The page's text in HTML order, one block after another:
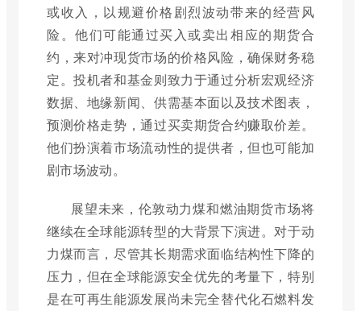
或收入，以规避价格剧烈波动带来的经营风
险。他们可能通过买入或卖出相应的期货合
约，来对冲现货市场的价格风险，确保财务稳
定。投机者和基金则致力于通过分析宏观经济
数据、地缘新闻、供需基本面以及技术图表，
预测价格走势，通过买卖期货合约赚取价差。
他们扮演着市场流动性的提供者，但也可能加
剧市场波动。
展望未来，伦敦动力煤和燃油期货市场将
继续在全球能源转型的大背景下演进。对于动
力煤而言，尽管其长期需求面临结构性下降的
压力，但在全球能源安全优先的考量下，特别
是在可再生能源发展尚未完全替代化石燃料发